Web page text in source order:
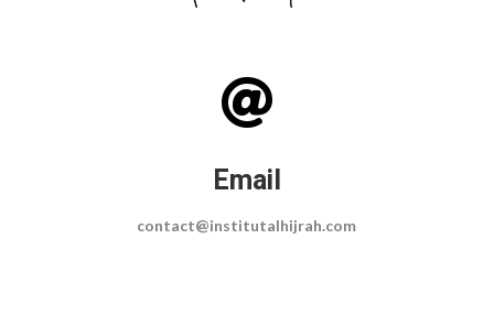

Email
contact@institutalhijrah.com